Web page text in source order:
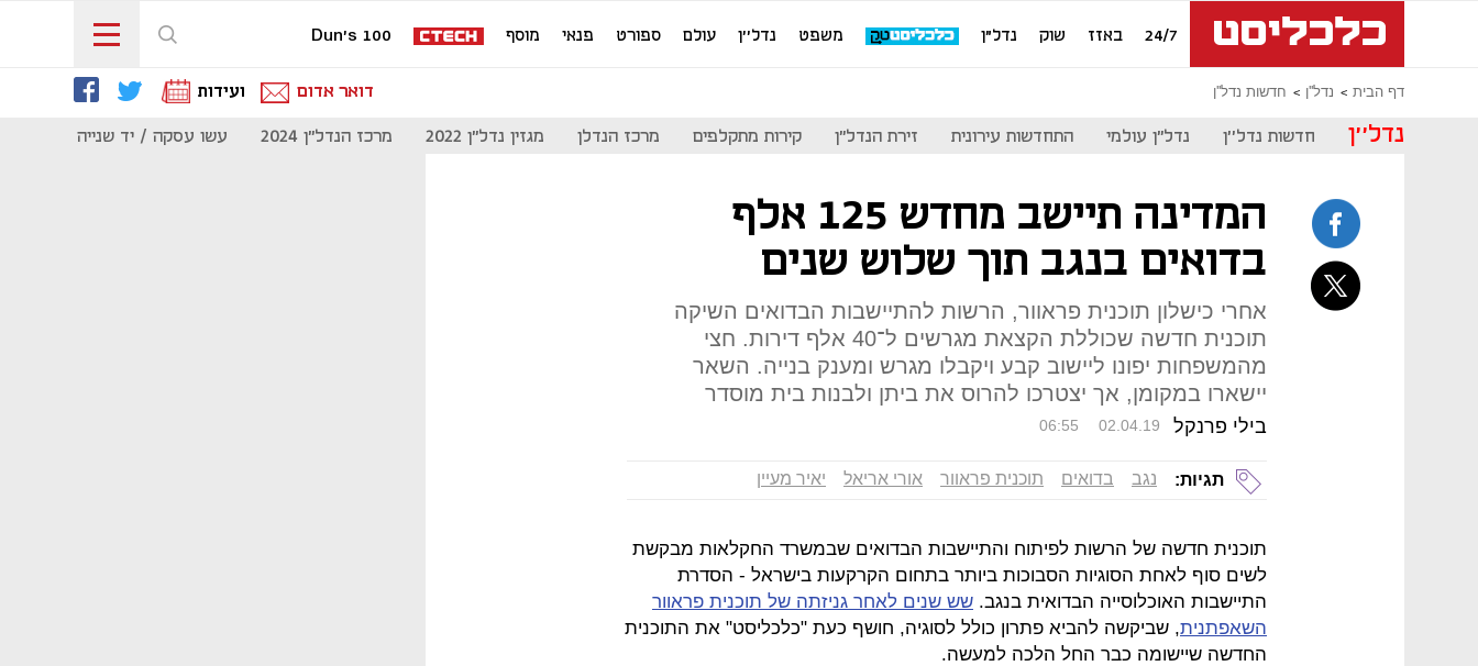
24/7 באזז שוק נדל"ן משפט נדל''ן עולם ספורט פנאי מוסף Dun's 100
דף הבית נדל''ן חדשות נדל''ן דואר אדום ועידות
נדל''ן חדשות נדל''ן נדל"ן עולמי התחדשות עירונית זירת הנדל"ן קירות מתקלפים מרכז הנדלן מגזין נדל"ן 2022 מרכז הנדל"ן 2024 עשו עסקה / יד שנייה
המדינה תיישב מחדש 125 אלף
בדואים בנגב תוך שלוש שנים
אחרי כישלון תוכנית פראוור, הרשות להתיישבות הבדואים השיקה
תוכנית חדשה שכוללת הקצאת מגרשים ל־40 אלף דירות. חצי
מהמשפחות יפונו ליישוב קבע ויקבלו מגרש ומענק בנייה. השאר
יישארו במקומן, אך יצטרכו להרוס את ביתן ולבנות בית מוסדר
בילי פרנקל 06:55 02.04.19
תגיות: נגב בדואים תוכנית פראוור אורי אריאל יאיר מעיין
תוכנית חדשה של הרשות לפיתוח והתיישבות הבדואים שבמשרד החקלאות מבקשת
לשים סוף לאחת הסוגיות הסבוכות ביותר בתחום הקרקעות בישראל - הסדרת
התיישבות האוכלוסייה הבדואית בנגב. שש שנים לאחר גניזתה של תוכנית פראוור
השאפתנית, שביקשה להביא פתרון כולל לסוגיה, חושף כעת "כלכליסט" את התוכנית
החדשה שיישומה כבר החל הלכה למעשה.